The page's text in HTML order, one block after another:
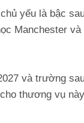
yếu là bậc
Manchester
và trường
thương vụ